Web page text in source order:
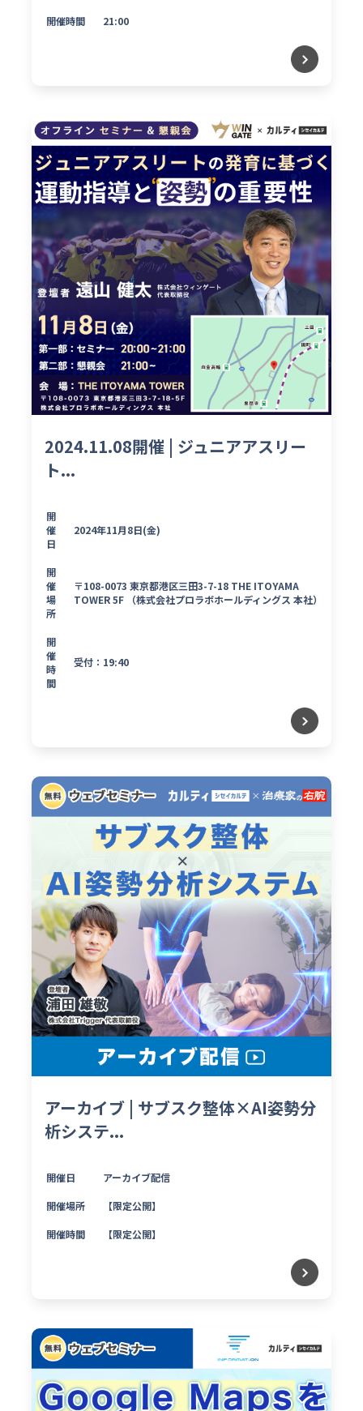
開催時間 21:00
2024.11.08開催 | ジュニアアスリー
ト...
開
催
日
2024年11月8日(金)
開
催
場
所
〒108-0073 東京都港区三田3-7-18 THE ITOYAMA
TOWER 5F （株式会社プロラボホールディングス 本社）
開
催
時
間
受付：19:40
アーカイブ | サブスク整体×AI姿勢分
析システ...
開催日 アーカイブ配信
開催場所 【限定公開】
開催時間 【限定公開】